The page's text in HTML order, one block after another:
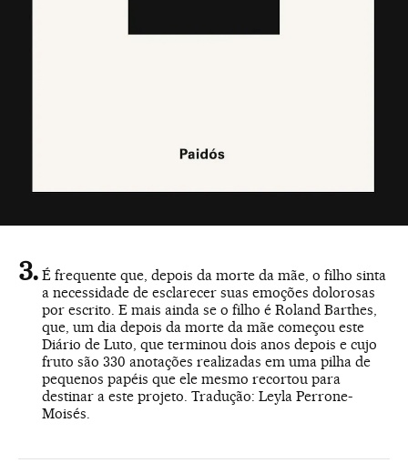
É frequente que, depois da morte da mãe, o filho sinta
a necessidade de esclarecer suas emoções dolorosas
por escrito. E mais ainda se o filho é Roland Barthes,
que, um dia depois da morte da mãe começou este
Diário de Luto, que terminou dois anos depois e cujo
fruto são 330 anotações realizadas em uma pilha de
pequenos papéis que ele mesmo recortou para
destinar a este projeto. Tradução: Leyla Perrone-
Moisés.